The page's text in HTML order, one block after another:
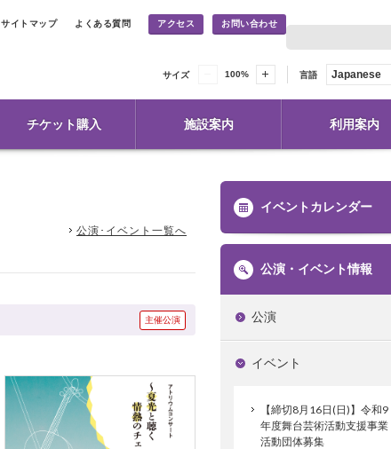
サイトマップ よくある質問 アクセス お問い合わせ
サイズ 100% 言語 Japanese
チケット購入 施設案内 利用案内
公演･イベント一覧へ
主催公演
イベントカレンダー
公演・イベント情報
公演
イベント
【締切8月16日(日)】令和9
年度舞台芸術活動支援事業
活動団体募集